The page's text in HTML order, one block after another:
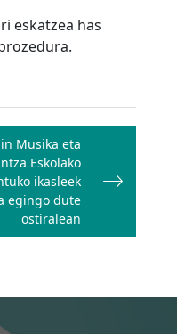
eskatzea has
Musika eta
Eskolako
ikasleek
egingo dute
ostiralean